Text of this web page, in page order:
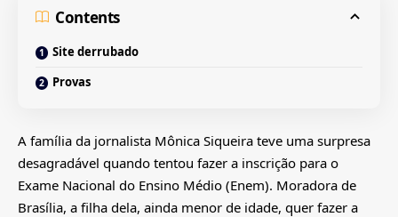
Contents
Site derrubado
Provas
A família da jornalista Mônica Siqueira teve uma surpresa
desagradável quando tentou fazer a inscrição para o
Exame Nacional do Ensino Médio (Enem). Moradora de
Brasília, a filha dela, ainda menor de idade, quer fazer a